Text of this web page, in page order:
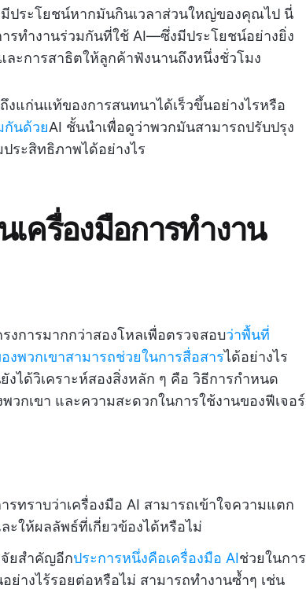
ประโยชน์หากมันกินเวลาส่วนใหญ่ของคุณไป นี่
รทำงานร่วมกันที่ใช้ AI—ซึ่งมีประโยชน์อย่างยิ่ง
ะการสาธิตให้ลูกค้าฟังนานถึงหนึ่งชั่วโมง
แก่นแท้ของการสนทนาได้เร็วขึ้นอย่างไรหรือ
กันด้วยAI ชั้นนำเพื่อดูว่าพวกมันสามารถปรับปรุง
ระสิทธิภาพได้อย่างไร
ครื่องมือการทำงาน
งการมากกว่าสองโหลเพื่อตรวจสอบว่าพื้นที่
พวกเขาสามารถช่วยในการสื่อสารได้อย่างไร
ได้วิเคราะห์สองสิ่งหลัก ๆ คือ วิธีการกำหนด
กเขา และความสะดวกในการใช้งานของฟีเจอร์
รทราบว่าเครื่องมือ AI สามารถเข้าใจความแตก
ะให้ผลลัพธ์ที่เกี่ยวข้องได้หรือไม่
ยสำคัญอีกประการหนึ่งคือเครื่องมือ AIช่วยในการ
ย่างไร้รอยต่อหรือไม่ สามารถทำงานซ้ำๆ เช่น